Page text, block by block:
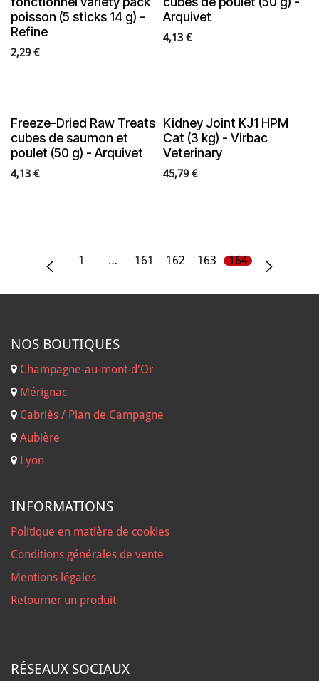
poisson (5 sticks 14 g) -
Refine
2,29€
Arquivet
4,13€
NEW
Freeze-Dried Raw Treats
cubes de saumon et
poulet (50 g) - Arquivet
4,13 €
NEW
Kidney Joint KJ1 HPM
Cat (3 kg) - Virbac
Veterinary
45,79€
1 … 161 162 163 164
NOS BOUTIQUES
Champagne-au-mont-d'Or
Mérignac
Cabriès / Plan de Campagne
Aubière
Lyon
INFORMATIONS
Politique en matière de cookies
Conditions générales de vente
Mentions légales
Retourner un produit
RÉSEAUX SOCIAUX